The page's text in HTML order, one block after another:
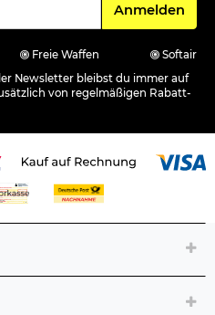
Für den
Anmelden
Freie Waffen
Softair
Newsletter bleibst du immer auf
von regelmäßigen Rabatt-